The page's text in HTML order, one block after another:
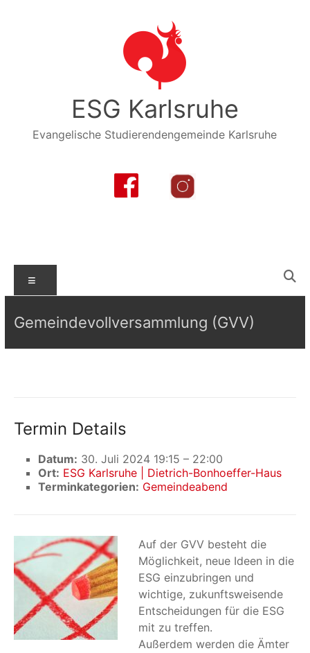
ESG Karlsruhe
Evangelische Studierendengemeinde Karlsruhe
Gemeindevollversammlung (GVV)
Termin Details
Datum: 30. Juli 2024 19:15 – 22:00
Ort: ESG Karlsruhe | Dietrich-Bonhoeffer-Haus
Terminkategorien: Gemeindeabend
Auf der GVV besteht die
Möglichkeit, neue Ideen in die
ESG einzubringen und
wichtige, zukunftsweisende
Entscheidungen für die ESG
mit zu treffen.
Außerdem werden die Ämter